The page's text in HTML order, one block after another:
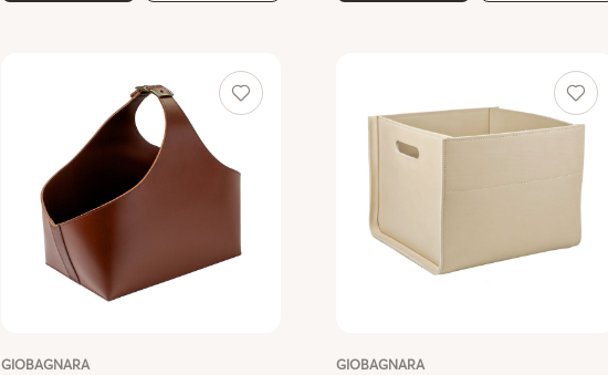
GIOBAGNARA
GIOBAGNARA